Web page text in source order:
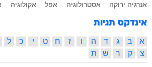
אנרגיה ירוקה
אסטרולוגיה אפל אקולוגיה
אינדקס תגיות
א ב ג ד ה ו ז ח ט י כ ל
צ
ק ר ש ת